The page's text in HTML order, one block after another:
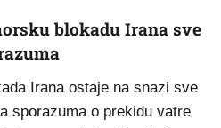
blokadu Irana sve
Irana ostaje na snazi sve
sporazuma o prekidu vatre